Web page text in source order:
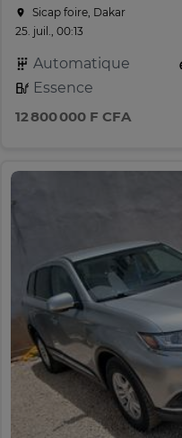
Sicap foire, Dakar
25. juil., 00:13
Automatique
Essence
12 800 000 F CFA